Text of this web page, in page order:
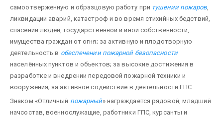
самоотверженную и образцовую работу при тушении пожаров,
ликвидации аварий, катастроф и во время стихийных бедствий,
спасении людей, государственной и иной собственности,
имущества граждан от огня; за активную и плодотворную
деятельность в обеспечении пожарной безопасности
населённых пунктов и объектов; за высокие достижения в
разработке и внедрении передовой пожарной техники и
вооружения; за активное содействие в деятельности ГПС.
Знаком «Отличный пожарный» награждается рядовой, младший
начсостав, военнослужащие, работники ГПС, курсанты и